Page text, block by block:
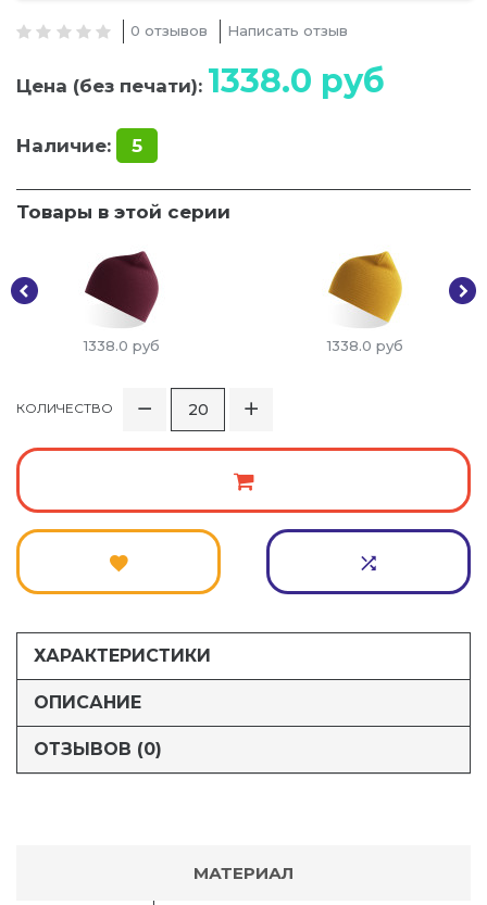
0 отзывов Написать отзыв
Цена (без печати): 1338.0 руб
Наличие: 5
Товары в этой серии
1338.0 руб 1338.0 руб
КОЛИЧЕСТВО
ХАРАКТЕРИСТИКИ
ОПИСАНИЕ
ОТЗЫВОВ (0)
МАТЕРИАЛ